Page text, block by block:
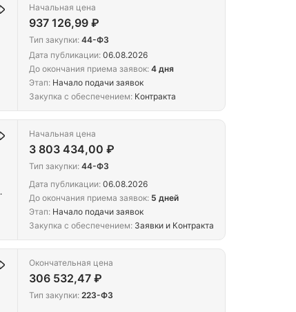
Начальная цена
937 126,99 ₽
Тип закупки: 44-ФЗ
Дата публикации: 06.08.2026
До окончания приема заявок: 4 дня
Этап: Начало подачи заявок
Закупка с обеспечением: Контракта
Начальная цена
3 803 434,00 ₽
Тип закупки: 44-ФЗ
Дата публикации: 06.08.2026
До окончания приема заявок: 5 дней
Этап: Начало подачи заявок
Закупка с обеспечением: Заявки и Контракта
Окончательная цена
306 532,47 ₽
Тип закупки: 223-ФЗ